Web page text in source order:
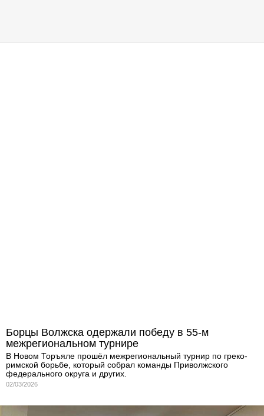
Борцы Волжска одержали победу в 55-м
межрегиональном турнире
В Новом Торъяле прошёл межрегиональный турнир по греко-
римской борьбе, который собрал команды Приволжского
федерального округа и других.
02/03/2026